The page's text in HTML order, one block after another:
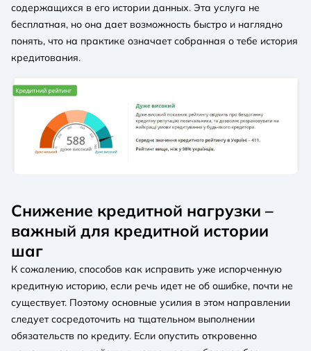
содержащихся в его истории данных. Эта услуга не
бесплатная, но она дает возможность быстро и наглядно
понять, что на практике означает собранная о тебе история
кредитования.
Снижение кредитной нагрузки –
важный для кредитной истории
шаг
К сожалению, способов как исправить уже испорченную
кредитную историю, если речь идет не об ошибке, почти не
существует. Поэтому основные усилия в этом направлении
следует сосредоточить на тщательном выполнении
обязательств по кредиту. Если опустить откровенно